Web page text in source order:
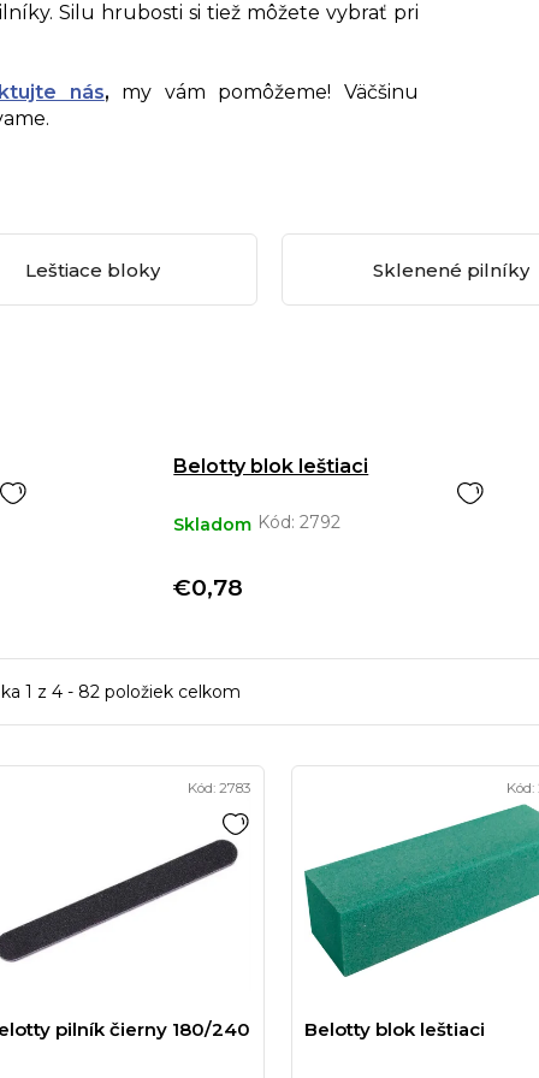
Silu hrubosti si tiež môžete vybrať pri
nás, my vám pomôžeme!Väčšinu
Leštiace bloky Sklenené pilníky
Belotty blok leštiaci
Skladom Kód:2792
€0,78
1 z 4 - 82 položiek celkom
pilník čierny 180/240
Kód: 2783
Belotty blok leštiaci
Kód: